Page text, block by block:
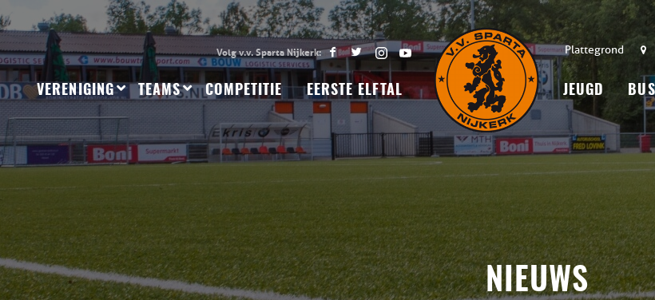
Plattegrond
VERENIGING TEAMS COMPETITIE EERSTE ELFTAL JEUGD
NIEUWS